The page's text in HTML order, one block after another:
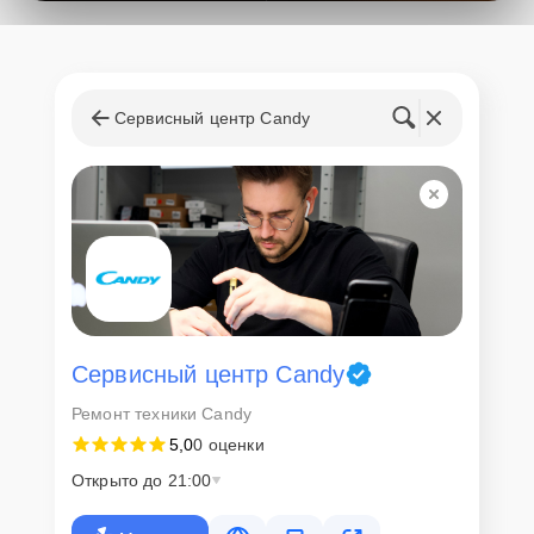
запчастей
Для всех клиентов действуют демократичные и фиксированные
цены. Конечная стоимость работ обсуждается с клиентом и не в
коем случае не может измениться в процессе работ. Сервис не
навязывает клиентам дополнительные услуги и не
предусматривает скрытые платежи. Рассчитать предварительную
стоимость ремонта можно с помощью нашегоКалькулятора
Скорость диагностики и
ремонта
Наша компания ценит время клиентов и понимает важность
оперативного решения любых вопросов. В среднем, ремонт
клиент сможет забрать свой гаджет в этот же день. При
Сервисный центр Candy
Сервисный центр Candy
Ремонт техники Candy
5,00 оценки
Открыто до 21:00